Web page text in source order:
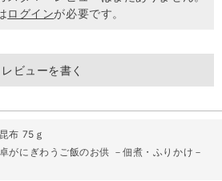
ログインが必要です。
レビューを書く
布 75ｇ
がにぎわうご飯のお供 －佃煮・ふりかけ－